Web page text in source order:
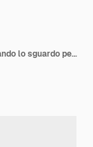
Ragazza con coniglio giocattolo bianco alzando lo sguardo per l'eccitazione